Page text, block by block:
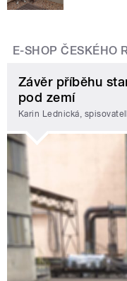
E-SHOP ČESKÉHO
Závěr příběhu
pod zemí
Karin Lednická,